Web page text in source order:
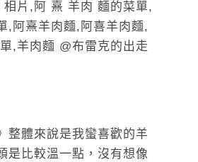
整體來說是我蠻喜歡的羊
是比較溫一點，沒有想像